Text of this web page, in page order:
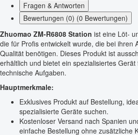
Fragen & Antworten
Bewertungen (0) (0 Bewertungen)
Zhuomao ZM-R6808 Station ist eine Löt-
die für Profis entwickelt wurde, die bei ihren
Qualität benötigen. Dieses Produkt ist
erhältlich und bietet ein spezialisiertes
technische Aufgaben.
Hauptmerkmale:
Exklusives Produkt auf Bestellung,
spezialisierte Geräte suchen.
Kostenloser Versand nach Spanien
einfache Bestellung ohne zusätzliche